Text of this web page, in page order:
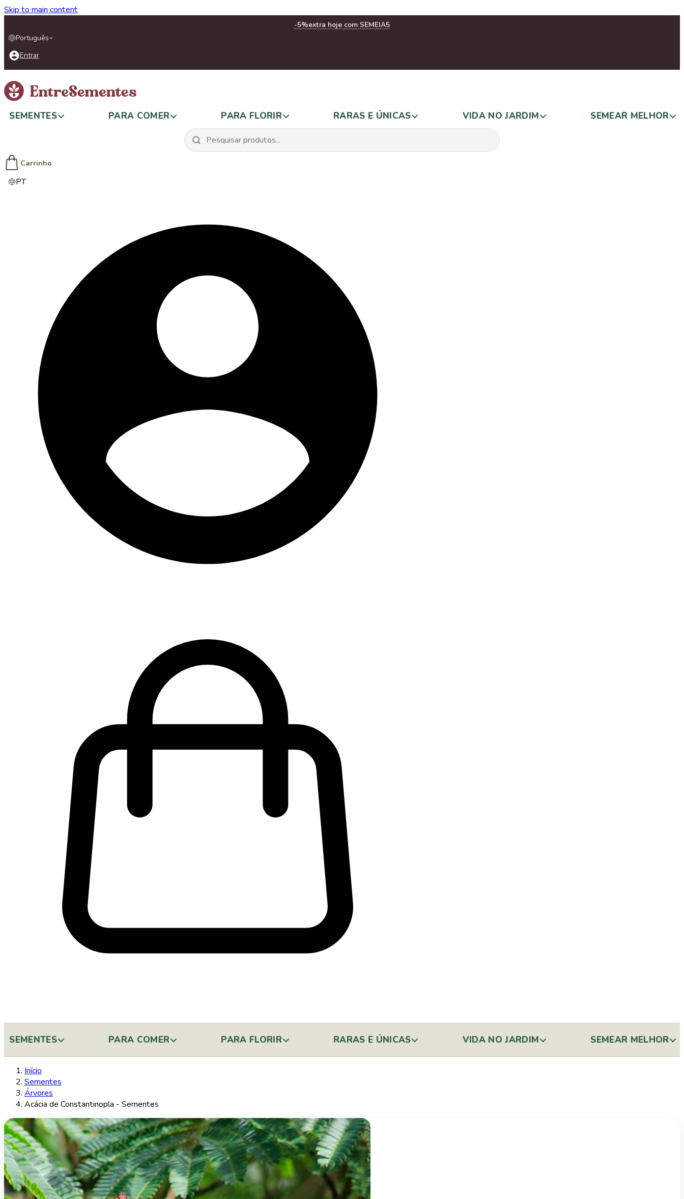
Skip to main content
-5%extra hoje com SEMEIA5
Português
Entrar
SEMENTES PARA COMER PARA FLORIR RARAS E ÚNICAS VIDA NO JARDIM SEMEAR MELHOR
Carrinho
PT
SEMENTES PARA COMER PARA FLORIR RARAS E ÚNICAS VIDA NO JARDIM SEMEAR MELHOR
Início
Sementes
Árvores
Acácia de Constantinopla - Sementes